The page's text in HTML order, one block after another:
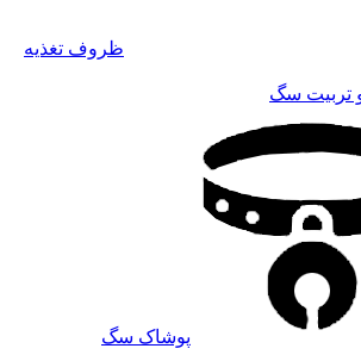
ظروف تغذیه
تربیت سگ
پوشاک سگ